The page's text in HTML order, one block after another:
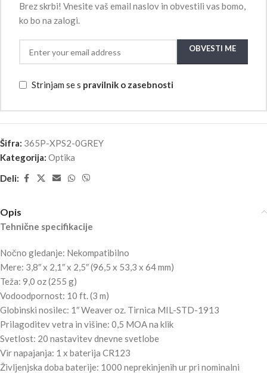
Brez skrbi! Vnesite vaš email naslov in obvestili vas bomo,
ko bo na zalogi.
OBVESTI ME
Strinjam se s pravilnik o zasebnosti
Šifra: 365P-XPS2-0GREY
Kategorija: Optika
Deli:
Opis
Tehnične specifikacije
Nočno gledanje: Nekompatibilno
Mere: 3,8″ x 2,1″ x 2,5″ (96,5 x 53,3 x 64 mm)
Teža: 9,0 oz (255 g)
Vodoodpornost: 10 ft. (3 m)
Globinski nosilec: 1″ Weaver oz. Tirnica MIL-STD-1913
Prilagoditev vetra in višine: 0,5 MOA na klik
Svetlost: 20 nastavitev dnevne svetlobe
Vir napajanja: 1 x baterija CR123
Življenjska doba baterije: 1000 neprekinjenih ur pri nominalni